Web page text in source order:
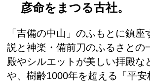
彦命をまつる古社。
「吉備の中山」のふもとに鎮
説と神楽・備前刀のふるさとの
殿やシルエットが美しい拝殿な
や、樹齢1000年を超える「平